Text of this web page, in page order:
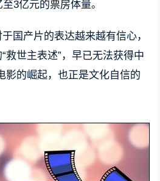
3亿元的票房体量。
国产片的表达越来越有信心，
救世主表述”，早已无法获得中
影的崛起，也正是文化自信的